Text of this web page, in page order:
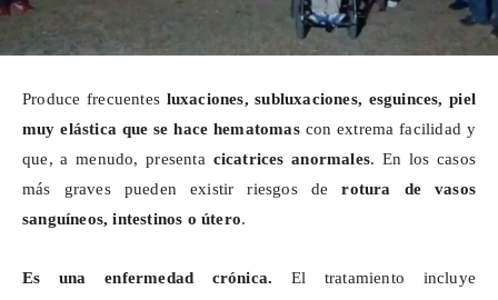
Produce frecuentes luxaciones, subluxaciones, esguinces, piel
muy elástica que se hace hematomascon extrema facilidad y
que, a menudo, presenta cicatrices anormales. En los casos
más graves pueden existir riesgos derotura de vasos
sanguíneos, intestinos o útero.
Es una enfermedad crónica. El tratamiento incluye